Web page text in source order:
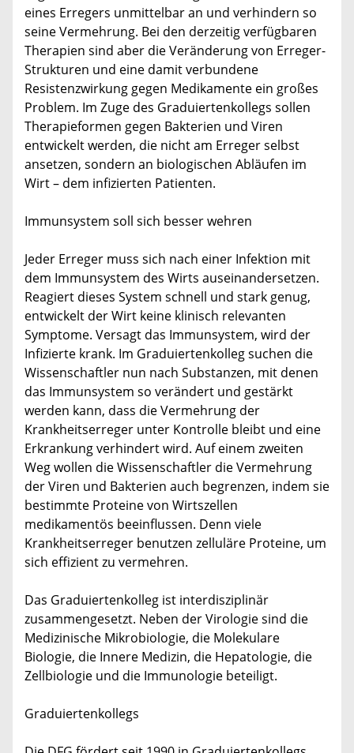
eines Erregers unmittelbar an und verhindern so
seine Vermehrung. Bei den derzeitig verfügbaren
Therapien sind aber die Veränderung von Erreger-
Strukturen und eine damit verbundene
Resistenzwirkung gegen Medikamente ein großes
Problem. Im Zuge des Graduiertenkollegs sollen
Therapieformen gegen Bakterien und Viren
entwickelt werden, die nicht am Erreger selbst
ansetzen, sondern an biologischen Abläufen im
Wirt – dem infizierten Patienten.
Immunsystem soll sich besser wehren
Jeder Erreger muss sich nach einer Infektion mit
dem Immunsystem des Wirts auseinandersetzen.
Reagiert dieses System schnell und stark genug,
entwickelt der Wirt keine klinisch relevanten
Symptome. Versagt das Immunsystem, wird der
Infizierte krank. Im Graduiertenkolleg suchen die
Wissenschaftler nun nach Substanzen, mit denen
das Immunsystem so verändert und gestärkt
werden kann, dass die Vermehrung der
Krankheitserreger unter Kontrolle bleibt und eine
Erkrankung verhindert wird. Auf einem zweiten
Weg wollen die Wissenschaftler die Vermehrung
der Viren und Bakterien auch begrenzen, indem sie
bestimmte Proteine von Wirtszellen
medikamentös beeinflussen. Denn viele
Krankheitserreger benutzen zelluläre Proteine, um
sich effizient zu vermehren.
Das Graduiertenkolleg ist interdisziplinär
zusammengesetzt. Neben der Virologie sind die
Medizinische Mikrobiologie, die Molekulare
Biologie, die Innere Medizin, die Hepatologie, die
Zellbiologie und die Immunologie beteiligt.
Graduiertenkollegs